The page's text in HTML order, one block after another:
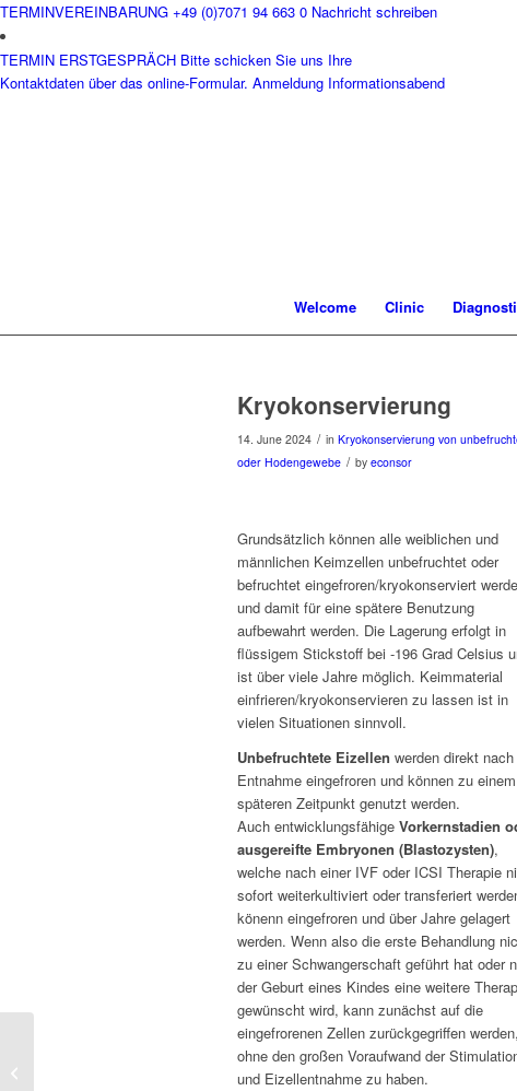
TERMINVEREINBARUNG +49 (0)7071 94 663 0 Nachricht schreiben
TERMIN ERSTGESPRÄCH Bitte schicken Sie uns Ihre
Kontaktdaten über das online-Formular. Anmeldung Informationsabend
Welcome Clinic
Kryokonservierung
14. June 2024 / in Kryokonservierung von
oder Hodengewebe / by econsor
Grundsätzlich können alle weiblichen und
männlichen Keimzellen unbefruchtet oder
befruchtet eingefroren/kryokonserviert
und damit für eine spätere Benutzung
aufbewahrt werden. Die Lagerung erfolgt in
flüssigem Stickstoff bei -196 Grad Celsius
ist über viele Jahre möglich. Keimmaterial
einfrieren/kryokonservieren zu lassen ist in
vielen Situationen sinnvoll.
Unbefruchtete Eizellen werden direkt
Entnahme eingefroren und können zu einem
späteren Zeitpunkt genutzt werden.
Auch entwicklungsfähige Vorkernstadien
ausgereifte Embryonen (Blastozysten),
welche nach einer IVF oder ICSI Therapie
sofort weiterkultiviert oder transferiert
könenn eingefroren und über Jahre gelagert
werden. Wenn also die erste Behandlung
zu einer Schwangerschaft geführt hat oder
der Geburt eines Kindes eine weitere
gewünscht wird, kann zunächst auf die
eingefrorenen Zellen zurückgegriffen werden,
ohne den großen Voraufwand der
und Eizellentnahme zu haben.